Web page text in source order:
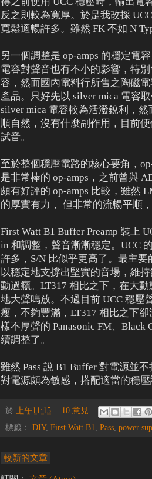
反之則較為寬厚。於是我改採
寬鬆適暢許多。雖然 FK 不如 N
另一個調整是 op-amps 的穩定電
電容對聲音也有不小的影響，特
容，然而國內電料行所售之陶磁
產品。只好先以 silver mica 電容
silver mica 電容較為活潑銳利，
順自然，沒有什麼副作用，目前
試音。
至於整個穩壓電路的核心要角，
是非常棒的 op-amps，之前曾與
頗有好評的 op-amps 比較，雖然
的厚實有力， 但非常的流暢平順
First Watt B1 Buffer Preamp 裝上
in 和調整，聲音漸漸穩定。UCC
許多，S/N 比似乎更高了。最主
以穩定地支撐出堅實的音場，維
動過癮。LT317 相比之下，在大
地大聲鳴放。不過目前 UCC 穩壓
瘦，不夠豐滿，LT317 相比之下
樣不厚聲的 Panasonic FM、
續調整了。
雖然 Pass 說 B1 Buffer 對電源並
對電源頗為敏感，搭配適當的穩
於 上午11:15
10 意見
標籤： DIY, First Watt B1 Pass power
較新的文章